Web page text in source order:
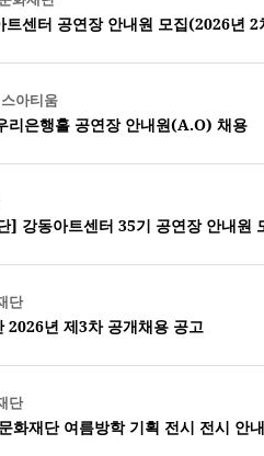
트센터 공연장 안내원 모집(2026년 2
아티움
리은행홀 공연장 안내원(A.O) 채용
] 강동아트센터 35기 공연장 안내원
단
2026년 제3차 공개채용 공고
단
화재단 여름방학 기획 전시 전시 안